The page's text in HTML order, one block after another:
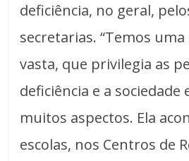
deficiência, no geral,
secretarias. “Temos
vasta, que privilegia as
deficiência e a sociedade
muitos aspectos. Ela
escolas, nos Centros de